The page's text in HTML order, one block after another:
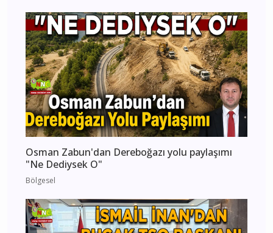
Osman Zabun'dan Dereboğazı yolu paylaşımı
"Ne Dediysek O"
Bölgesel